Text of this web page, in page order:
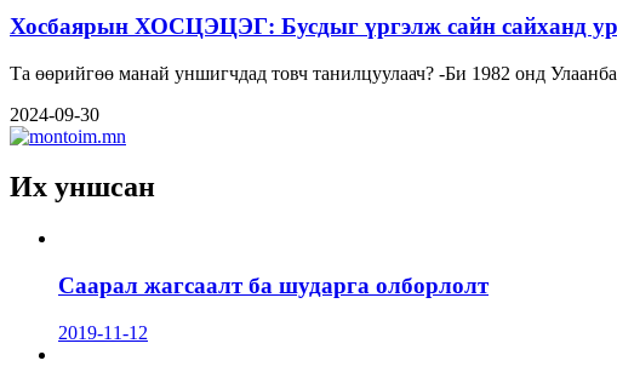
Хосбаярын ХОСЦЭЦЭГ: Бусдыг үргэлж сайн сайханд
Та өөрийгөө манай уншигчдад товч
2024-09-30
Их уншсан
Саарал жагсаалт ба шударга олборлолт
2019-11-12